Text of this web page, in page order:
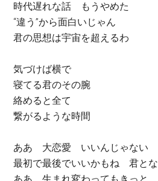
時代遅れな話 もうやめた
“違う”から面白いじゃん
君の思想は宇宙を超えるわ
気づけば横で
寝てる君のその腕
絡めると全て
繋がるような時間
ああ 大恋愛 いいんじゃない
最初で最後でいいかもね 君と